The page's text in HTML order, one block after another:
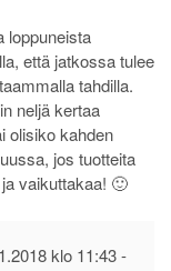
loppuneista
että jatkossa tulee
tahdilla.
neljä kertaa
olisiko kahden
jos tuotteita
vaikuttakaa! 🙂
klo 11:43-